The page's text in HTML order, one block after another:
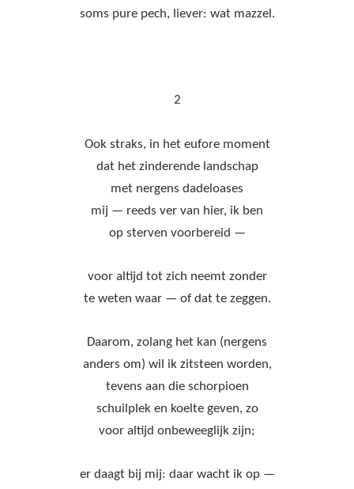
soms pure pech, liever: wat mazzel.
2
Ook straks, in het eufore moment
dat het zinderende landschap
met nergens dadeloases
mij — reeds ver van hier, ik ben
op sterven voorbereid —
voor altijd tot zich neemt zonder
te weten waar — of dat te zeggen.
Daarom, zolang het kan (nergens
anders om) wil ik zitsteen worden,
tevens aan die schorpioen
schuilplek en koelte geven, zo
voor altijd onbeweeglijk zijn;
er daagt bij mij: daar wacht ik op —